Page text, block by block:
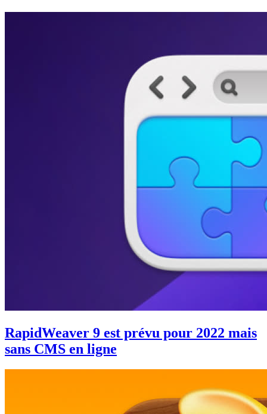
RapidWeaver 9 est prévu pour 2022 mais
sans CMS en ligne